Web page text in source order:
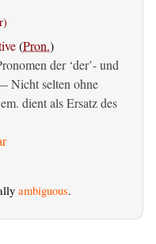
(Pron.)
der ‘der’- und
selten ohne
dient als Ersatz des
ambiguous.